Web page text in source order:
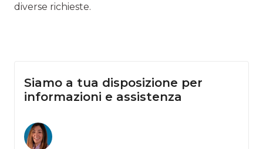
diverse richieste.
Siamo a tua disposizione per
informazioni e assistenza